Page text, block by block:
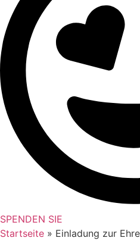
SPENDEN SIE
Startseite » Einladung zur